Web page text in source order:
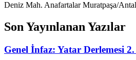
Deniz Mah. Anafartalar Muratpaşa/
Son Yayınlanan Yazılar
Genel İnfaz: Yatar Derlemesi